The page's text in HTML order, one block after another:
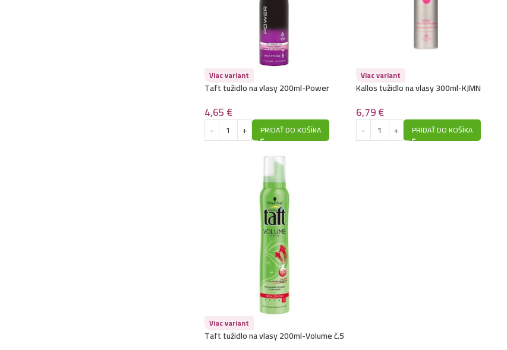
Viac variant
Taft tužidlo na vlasy 200ml-Power
4,65€
PRIDAŤ DO KOŠÍKA
Viac variant
Kallos tužidlo na vlasy 300ml-KJMN
6,79€
PRIDAŤ DO KOŠÍKA
Viac variant
Taft tužidlo na vlasy 200ml-Volume č.5